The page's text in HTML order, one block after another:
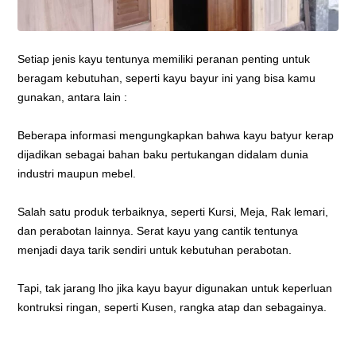
Setiap jenis kayu tentunya memiliki peranan penting untuk
beragam kebutuhan, seperti kayu bayur ini yang bisa kamu
gunakan, antara lain :
Beberapa informasi mengungkapkan bahwa kayu batyur kerap
dijadikan sebagai bahan baku pertukangan didalam dunia
industri maupun mebel.
Salah satu produk terbaiknya, seperti Kursi, Meja, Rak lemari,
dan perabotan lainnya. Serat kayu yang cantik tentunya
menjadi daya tarik sendiri untuk kebutuhan perabotan.
Tapi, tak jarang lho jika kayu bayur digunakan untuk keperluan
kontruksi ringan, seperti Kusen, rangka atap dan sebagainya.